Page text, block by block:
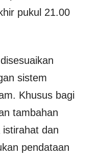
pukul 21.00
sistem
Khusus bagi
tambahan
dan
pendataan